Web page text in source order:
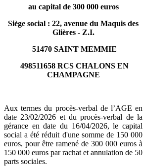
au capital de 300 000 euros
Siège social : 22, avenue du Maquis des
Glières - Z.I.
51470 SAINT MEMMIE
498511658 RCS CHALONS EN
CHAMPAGNE
Aux termes du procès-verbal de l’AGE en
date 23/02/2026 et du procès-verbal de la
gérance en date du 16/04/2026, le capital
social a été réduit d'une somme de 150 000
euros, pour être ramené de 300 000 euros à
150 000 euros par rachat et annulation de 50
parts sociales.